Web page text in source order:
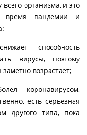
всего организма, и это
время пандемии и
способность
вирусы, поэтому
возрастает;
коронавирусом,
есть серьезная
другого типа, пока